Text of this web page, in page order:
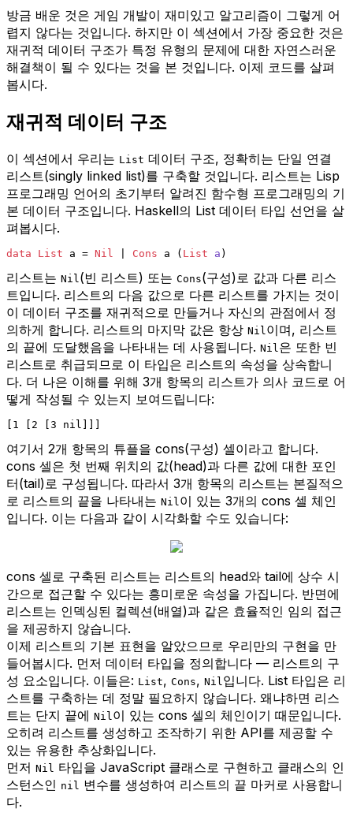
방금 배운 것은 게임 개발이 재미있고 알고리즘이 그렇게 어
렵지 않다는 것입니다. 하지만 이 섹션에서 가장 중요한 것은
재귀적 데이터 구조가 특정 유형의 문제에 대한 자연스러운
해결책이 될 수 있다는 것을 본 것입니다. 이제 코드를 살펴
봅시다.
재귀적 데이터 구조
이 섹션에서 우리는 List 데이터 구조, 정확히는 단일 연결
리스트(singly linked list)를 구축할 것입니다. 리스트는 Lisp
프로그래밍 언어의 초기부터 알려진 함수형 프로그래밍의 기
본 데이터 구조입니다. Haskell의 List 데이터 타입 선언을 살
펴봅시다.
data List a = Nil Cons a ( List a )
리스트는 Nil (빈 리스트) 또는 Cons(구성)로 값과 다른 리스
트입니다. 리스트의 다음 값으로 다른 리스트를 가지는 것이
이 데이터 구조를 재귀적으로 만들거나 자신의 관점에서 정
의하게 합니다. 리스트의 마지막 값은 항상 Nil 이며, 리스트
의 끝에 도달했음을 나타내는 데 사용됩니다. Nil 은 또한 빈
리스트로 취급되므로 이 타입은 리스트의 속성을 상속합니
다. 더 나은 이해를 위해 3개 항목의 리스트가 의사 코드로 어
떻게 작성될 수 있는지 보여드립니다:
[1 [2 [3 nil]]]
여기서 2개 항목의 튜플을 cons(구성) 셀이라고 합니다.
cons 셀은 첫 번째 위치의 값(head)과 다른 값에 대한 포인
터(tail)로 구성됩니다. 따라서 3개 항목의 리스트는 본질적으
로 리스트의 끝을 나타내는 Nil 이 있는 3개의 cons 셀 체인
입니다. 이는 다음과 같이 시각화할 수도 있습니다:
cons 셀로 구축된 리스트는 리스트의 head와 tail에 상수 시
간으로 접근할 수 있다는 흥미로운 속성을 가집니다. 반면에
리스트는 인덱싱된 컬렉션(배열)과 같은 효율적인 임의 접근
을 제공하지 않습니다.
이제 리스트의 기본 표현을 알았으므로 우리만의 구현을 만
들어봅시다. 먼저 데이터 타입을 정의합니다 — 리스트의 구
성 요소입니다. 이들은: List, Cons, Nil 입니다. List 타입은 리
스트를 구축하는 데 정말 필요하지 않습니다. 왜냐하면 리스
트는 단지 끝에 Nil 이 있는 cons 셀의 체인이기 때문입니다.
오히려 리스트를 생성하고 조작하기 위한 API를 제공할 수
있는 유용한 추상화입니다.
먼저 Nil 타입을 JavaScript 클래스로 구현하고 클래스의 인
스턴스인 nil 변수를 생성하여 리스트의 끝 마커로 사용합니
다.